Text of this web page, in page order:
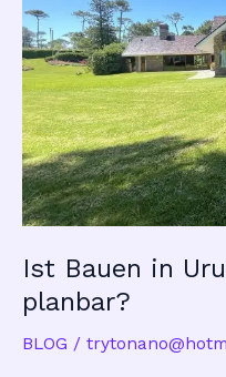
Ist Bauen in
planbar?
BLOG /